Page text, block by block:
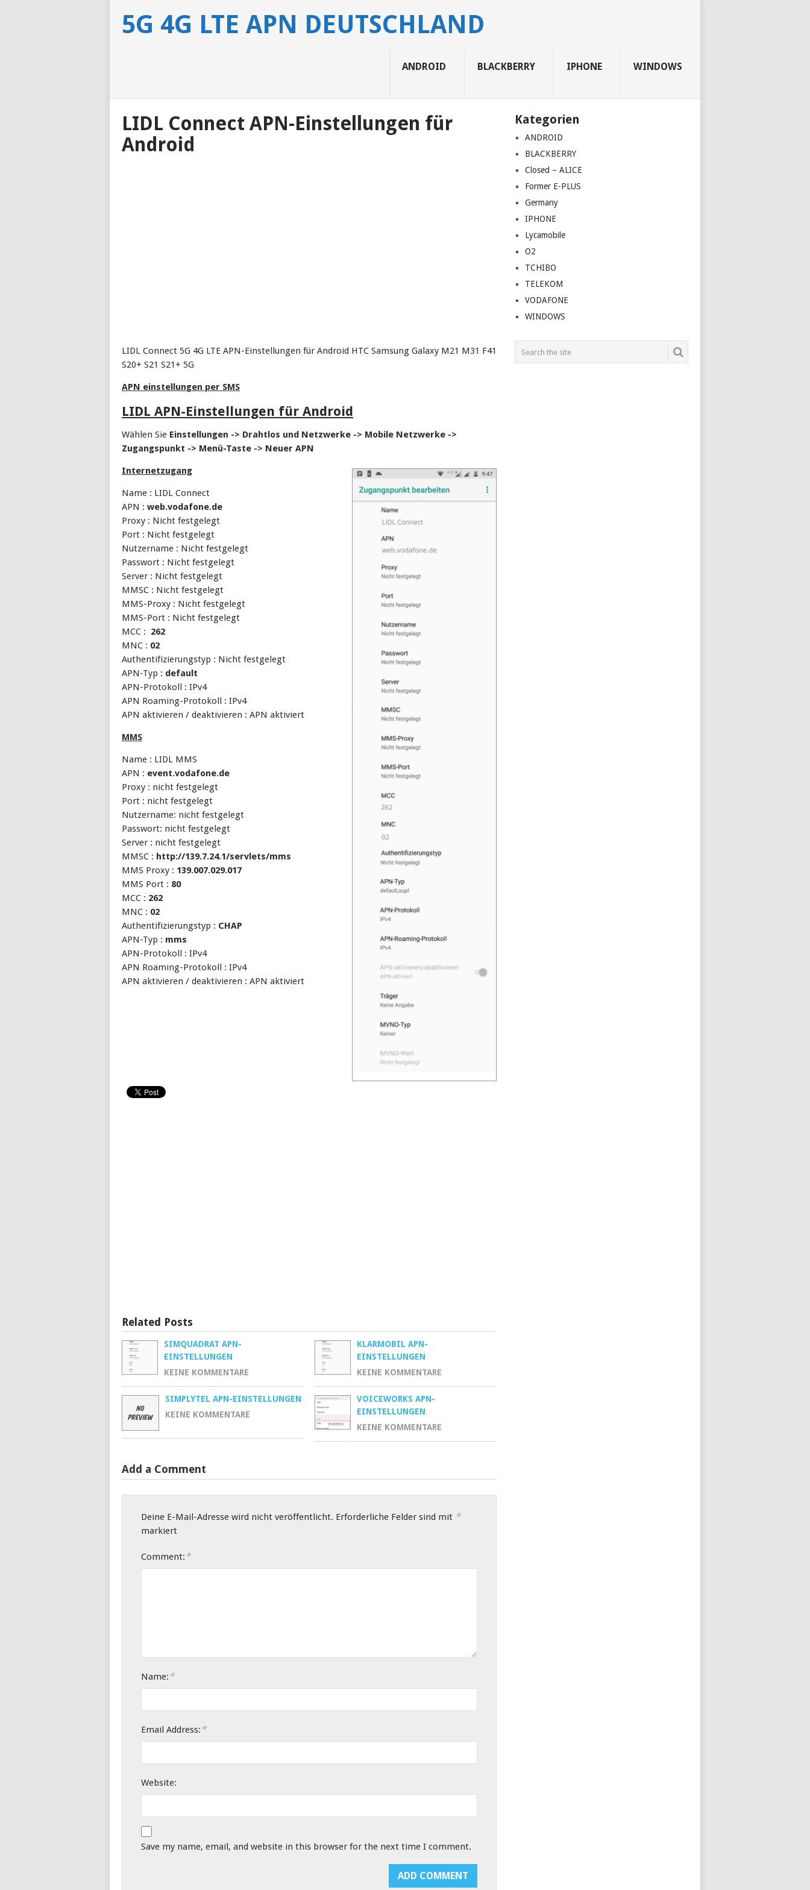
5G 4G LTE APN DEUTSCHLAND
ANDROID BLACKBERRY IPHONE WINDOWS
LIDL Connect APN-Einstellungen für
Android
LIDL Connect 5G 4G LTE APN-Einstellungen für Android HTC Samsung Galaxy M21 M31 F41
S20+ S21 S21+ 5G
APN einstellungen per SMS
LIDL APN-Einstellungen für Android
Wählen Sie Einstellungen -> Drahtlos und Netzwerke -> Mobile Netzwerke ->
Zugangspunkt -> Menü-Taste -> Neuer APN
Internetzugang
Name : LIDL Connect
APN : web.vodafone.de
Proxy : Nicht festgelegt
Port : Nicht festgelegt
Nutzername : Nicht festgelegt
Passwort : Nicht festgelegt
Server : Nicht festgelegt
MMSC : Nicht festgelegt
MMS-Proxy : Nicht festgelegt
MMS-Port : Nicht festgelegt
MCC : 262
MNC : 02
Authentifizierungstyp : Nicht festgelegt
APN-Typ : default
APN-Protokoll : IPv4
APN Roaming-Protokoll : IPv4
APN aktivieren / deaktivieren : APN aktiviert
MMS
Name : LIDL MMS
APN : event.vodafone.de
Proxy : nicht festgelegt
Port : nicht festgelegt
Nutzername: nicht festgelegt
Passwort: nicht festgelegt
Server : nicht festgelegt
MMSC : http://139.7.24.1/servlets/mms
MMS Proxy : 139.007.029.017
MMS Port : 80
MCC : 262
MNC : 02
Authentifizierungstyp : CHAP
APN-Typ : mms
APN-Protokoll : IPv4
APN Roaming-Protokoll : IPv4
APN aktivieren / deaktivieren : APN aktiviert
Related Posts
SIMQUADRAT APN-
EINSTELLUNGEN
KEINE KOMMENTARE
KLARMOBIL APN-
EINSTELLUNGEN
KEINE KOMMENTARE
SIMPLYTEL APN-EINSTELLUNGEN
KEINE KOMMENTARE
VOICEWORKS APN-
EINSTELLUNGEN
KEINE KOMMENTARE
Add a Comment
Deine E-Mail-Adresse wird nicht veröffentlicht. Erforderliche Felder sind mit *
markiert
Comment: *
Name: *
Email Address: *
Website:
Save my name, email, and website in this browser for the next time I comment.
Kategorien
ANDROID
BLACKBERRY
Closed – ALICE
Former E-PLUS
Germany
IPHONE
Lycamobile
O2
TCHIBO
TELEKOM
VODAFONE
WINDOWS